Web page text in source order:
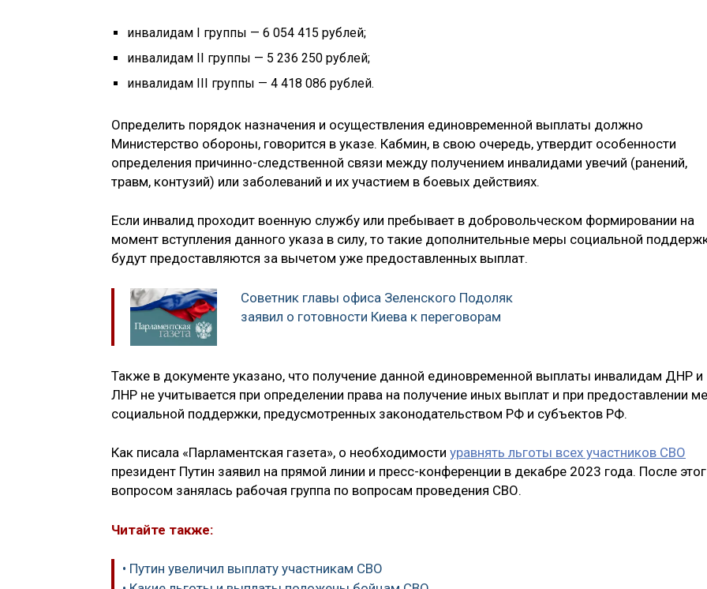
инвалидам I группы — 6 054 415 рублей;
инвалидам II группы — 5 236 250 рублей;
инвалидам III группы — 4 418 086 рублей.
Определить порядок назначения и осуществления единовременной выплаты должно
Министерство обороны, говорится в указе. Кабмин, в свою очередь, утвердит особенности
определения причинно-следственной связи между получением инвалидами увечий (ранений,
травм, контузий) или заболеваний и их участием ‎в боевых действиях.
Если инвалид проходит военную службу или пребывает в добровольческом формировании на
момент вступления данного указа в силу, то такие дополнительные меры социальной
будут предоставляются за вычетом уже предоставленных выплат.
Советник главы офиса Зеленского Подоляк
заявил о готовности Киева к переговорам
Также в документе указано, что получение данной единовременной выплаты инвалидам ДНР и
ЛНР не учитывается при определении права ‎на получение иных выплат и при предоставлении
социальной поддержки, предусмотренных законодательством РФ и субъектов РФ.
Как писала «Парламентская газета», о необходимости уравнять льготы всех участников СВО
президент Путин заявил на прямой линии и пресс-конференции в декабре 2023 года. После
вопросом занялась рабочая группа по вопросам проведения СВО.
Читайте также:
• Путин увеличил выплату участникам СВО